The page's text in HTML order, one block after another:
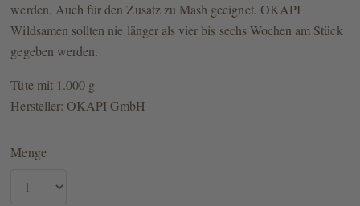
werden. Auch für den Zusatz zu Mash geeignet. OKAPI
Wildsamen sollten nie länger als vier bis sechs Wochen am Stück
gegeben werden.
Tüte mit 1.000 g
Hersteller: OKAPI GmbH
Menge